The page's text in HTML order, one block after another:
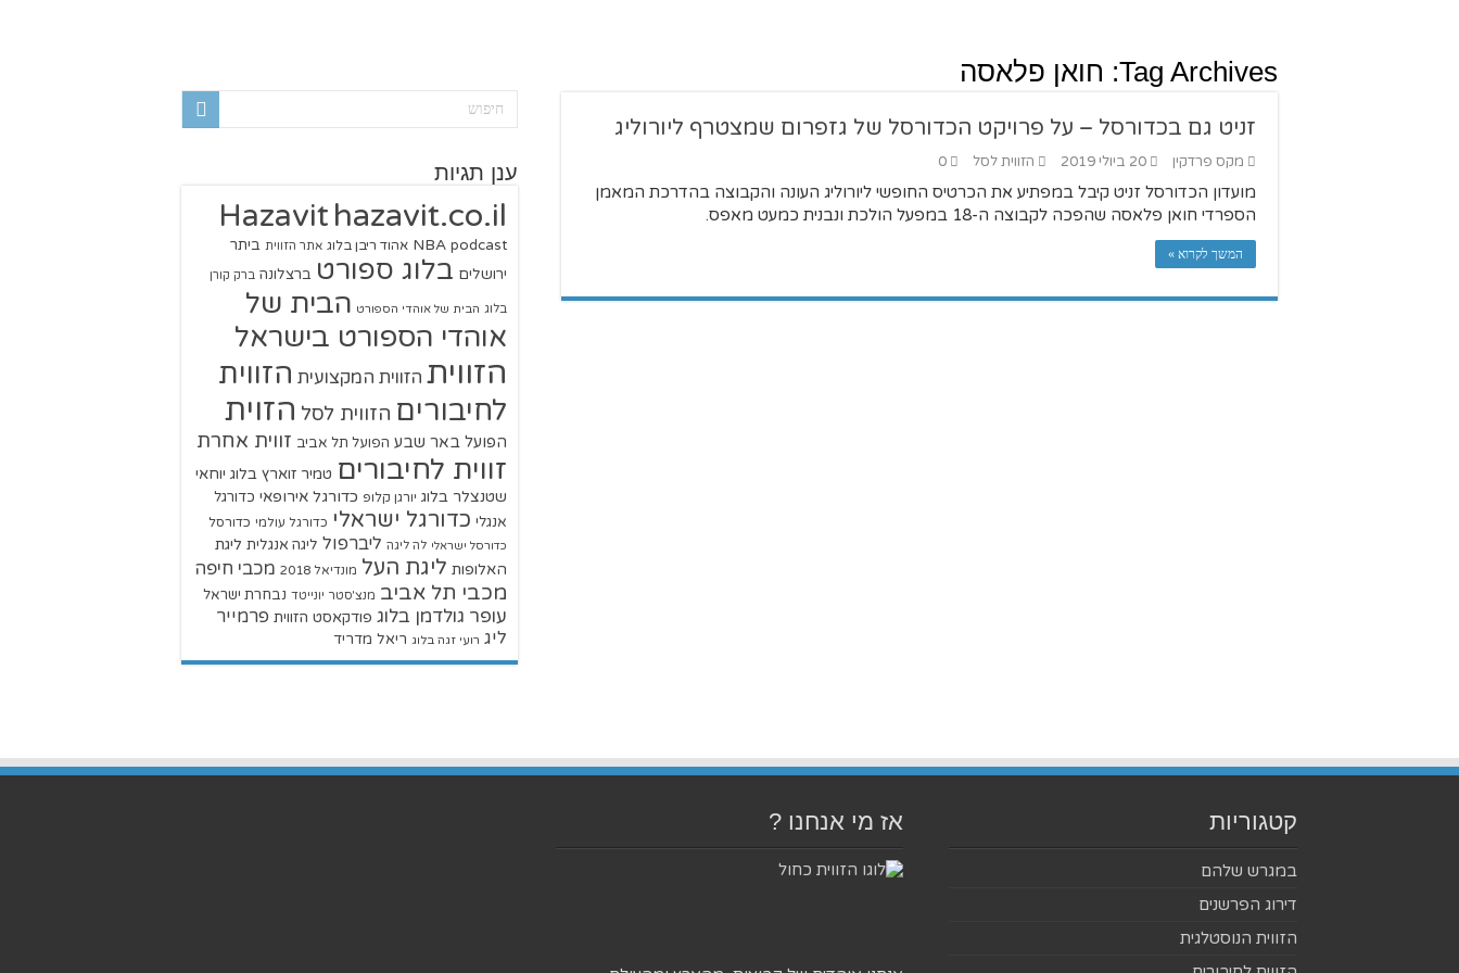
Tag Archives: חואן פלאסה
זניט גם בכדורסל – על פרויקט הכדורסל של גזפרום שמצטרף ליורוליג
מקס פרדקין 20 ביולי 2019 הזווית לסל 0
מועדון הכדורסל זניט קיבל במפתיע את הכרטיס החופשי ליורוליג העונה והקבוצה בהדרכת המאמן
הספרדי חואן פלאסה שהפכה לקבוצה ה-18 במפעל הולכת ונבנית כמעט מאפס.
המשך לקרוא »
ענן תגיות
Hazavit hazavit.co.il
NBA podcast אהוד ריבן בלוג אתר הזווית ביתר
ירושלים בלוג ספורט ברצלונה ברק קורן
בלוג הבית של אוהדי הספורט הבית של
אוהדי הספורט בישראל
הזווית הזווית המקצועית הזווית
לחיבורים הזווית לסל הזוית
הפועל באר שבע הפועל תל אביב זווית אחרת
זווית לחיבורים טמיר זוארץ בלוג יוחאי
שטנצלר בלוג יורגן קלופ כדורגל אירופאי כדורגל
אנגלי כדורגל ישראלי כדורגל עולמי כדורסל
כדורסל ישראלי לה ליגה ליברפול ליגה אנגלית ליגת
האלופות ליגת העל מונדיאל 2018 מכבי חיפה
מכבי תל אביב מנצ'סטר יונייטד נבחרת ישראל
עופר גולדמן בלוג פודקאסט הזווית פרמייר
ליג רועי זגה בלוג ריאל מדריד
קטגוריות
במגרש שלהם
דירוג הפרשנים
הזווית הנוסטלגית
אז מי אנחנו ?